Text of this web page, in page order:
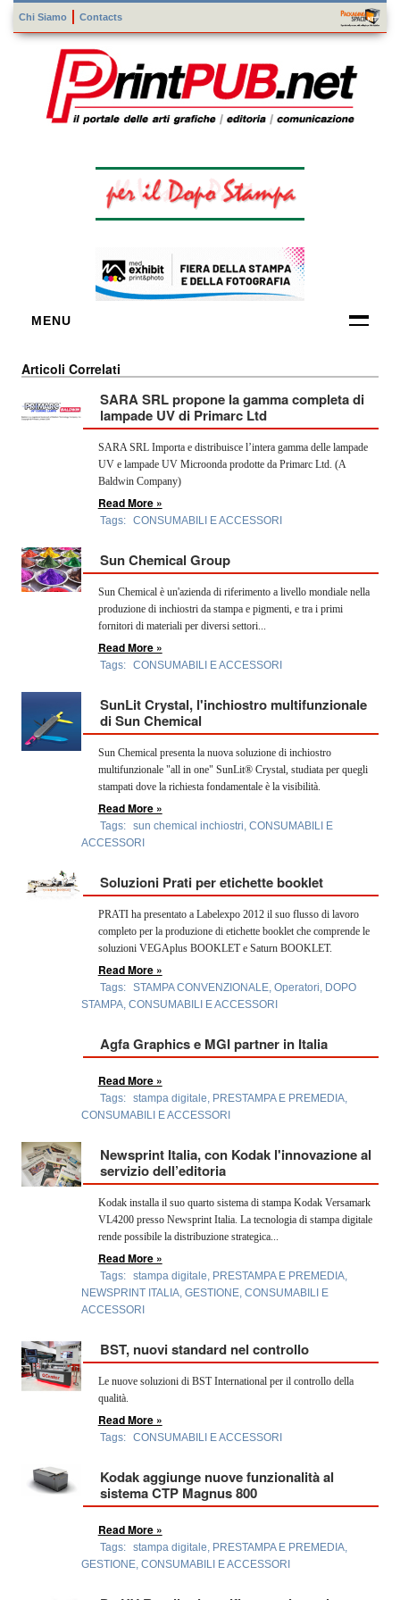
Chi Siamo Contacts
MENU
OPERATORI
ENTI E
ASSOCIAZIONI
VIDEO
Articoli Correlati
SARA SRL propone la gamma completa di
lampade UV di Primarc Ltd
SARA SRL Importa e distribuisce l’intera gamma delle lampade
UV e lampade UV Microonda prodotte da Primarc Ltd. (A
Baldwin Company)
Read More »
Tags: CONSUMABILI E ACCESSORI
Sun Chemical Group
Sun Chemical è un'azienda di riferimento a livello mondiale nella
produzione di inchiostri da stampa e pigmenti, e tra i primi
fornitori di materiali per diversi settori...
Read More »
Tags: CONSUMABILI E ACCESSORI
SunLit Crystal, l'inchiostro multifunzionale
di Sun Chemical
Sun Chemical presenta la nuova soluzione di inchiostro
multifunzionale "all in one" SunLit® Crystal, studiata per quegli
stampati dove la richiesta fondamentale è la visibilità.
Read More »
Tags: sun chemical inchiostri CONSUMABILI E
ACCESSORI
Soluzioni Prati per etichette booklet
PRATI ha presentato a Labelexpo 2012 il suo flusso di lavoro
completo per la produzione di etichette booklet che comprende le
soluzioni VEGAplus BOOKLET e Saturn BOOKLET.
Read More »
Tags: STAMPA CONVENZIONALE, Operatori DOPO
STAMPA, CONSUMABILI E ACCESSORI
Agfa Graphics e MGI partner in Italia
Read More »
Tags: stampa digitale PRESTAMPA E PREMEDIA,
CONSUMABILI E ACCESSORI
Newsprint Italia, con Kodak l'innovazione al
servizio dell’editoria
Kodak installa il suo quarto sistema di stampa Kodak Versamark
VL4200 presso Newsprint Italia. La tecnologia di stampa digitale
rende possibile la distribuzione strategica...
Read More »
Tags: stampa digitale PRESTAMPA E PREMEDIA,
NEWSPRINT ITALIA, GESTIONE, CONSUMABILI E
ACCESSORI
BST, nuovi standard nel controllo
Le nuove soluzioni di BST International per il controllo della
qualità.
Read More »
Tags: CONSUMABILI E ACCESSORI
Kodak aggiunge nuove funzionalità al
sistema CTP Magnus 800
Read More »
Tags: stampa digitale PRESTAMPA E PREMEDIA,
GESTIONE, CONSUMABILI E ACCESSORI